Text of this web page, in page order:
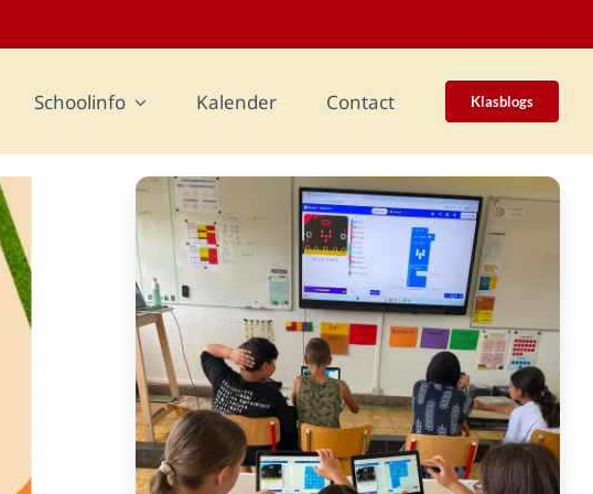
Schoolinfo Kalender Contact Klasblogs